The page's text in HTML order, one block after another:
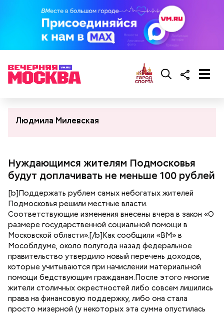
Людмила Милевская
Нуждающимся жителям Подмосковья
будут доплачивать не меньше 100 рублей
[b]Поддержать рублем самых небогатых жителей
Подмосковья решили местные власти.
Соответствующие изменения внесены вчера в закон «О
размере государственной социальной помощи в
Московской области».[/b]Как сообщили «ВМ» в
Мособлдуме, около полугода назад федеральное
правительство утвердило новый перечень доходов,
которые учитываются при начислении материальной
помощи бедствующим гражданам.После этого многие
жители столичных окрестностей либо совсем лишились
права на финансовую поддержку, либо она стала
просто мизерной (у некоторых эта сумма опустилась